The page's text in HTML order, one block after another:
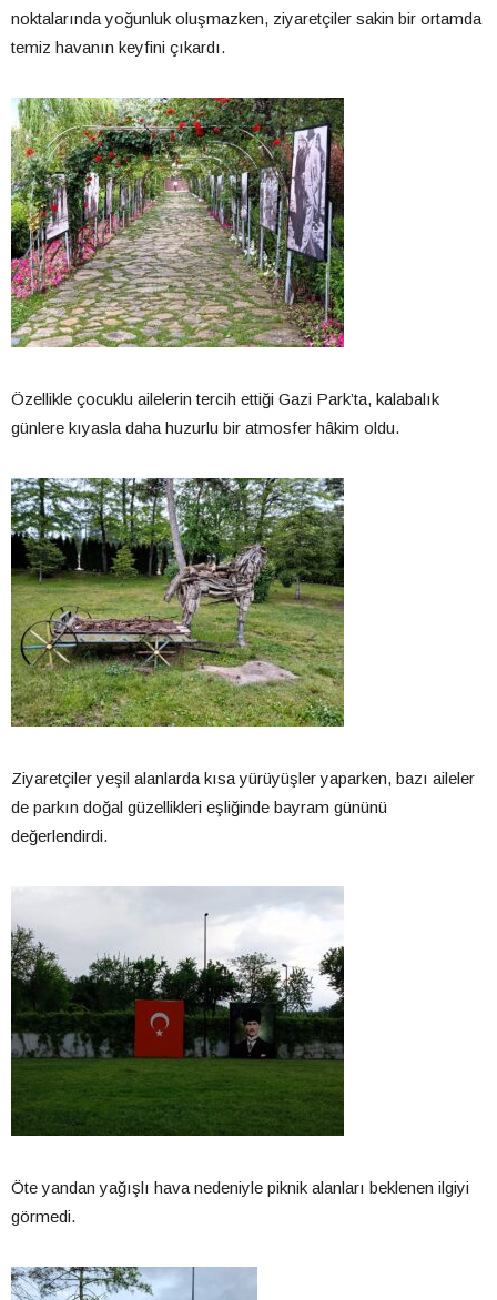
noktalarında yoğunluk oluşmazken, ziyaretçiler sakin bir ortamda
temiz havanın keyfini çıkardı.
Özellikle çocuklu ailelerin tercih ettiği Gazi Park’ta, kalabalık
günlere kıyasla daha huzurlu bir atmosfer hâkim oldu.
Ziyaretçiler yeşil alanlarda kısa yürüyüşler yaparken, bazı aileler
de parkın doğal güzellikleri eşliğinde bayram gününü
değerlendirdi.
Öte yandan yağışlı hava nedeniyle piknik alanları beklenen ilgiyi
görmedi.